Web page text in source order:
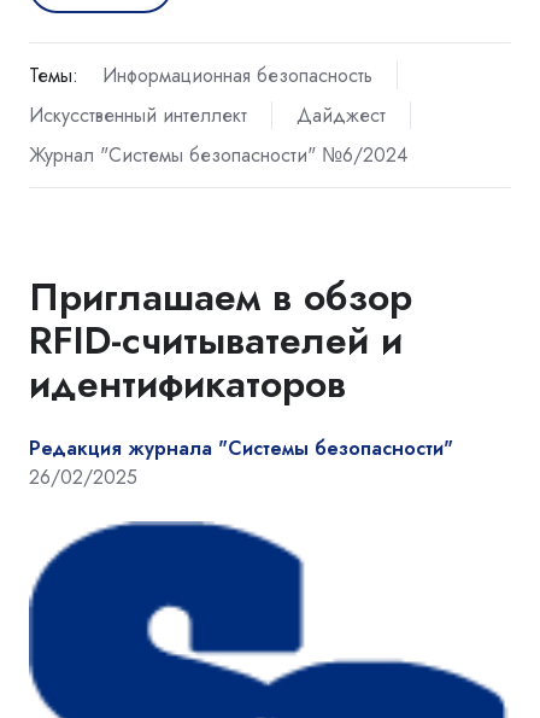
Темы:
Информационная безопасность
Искусственный интеллект
Дайджест
Журнал "Системы безопасности" №6/2024
Приглашаем в обзор
RFID-считывателей и
идентификаторов
Редакция журнала "Системы безопасности"
26/02/2025